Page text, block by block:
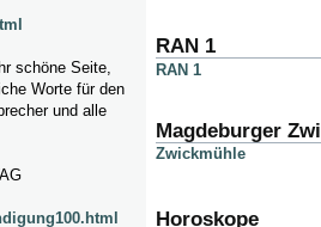
schöne Seite,
Worte für den
und alle
RAN 1
RAN 1
Magdeburger
Zwickmühle
Horoskope